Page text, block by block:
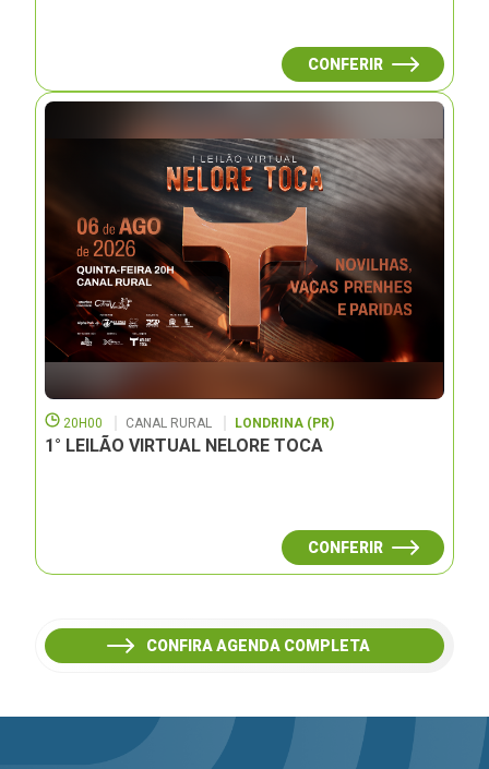
CONFERIR
20H00 CANAL RURAL LONDRINA (PR)
1° LEILÃO VIRTUAL NELORE TOCA
CONFERIR
CONFIRA AGENDA COMPLETA